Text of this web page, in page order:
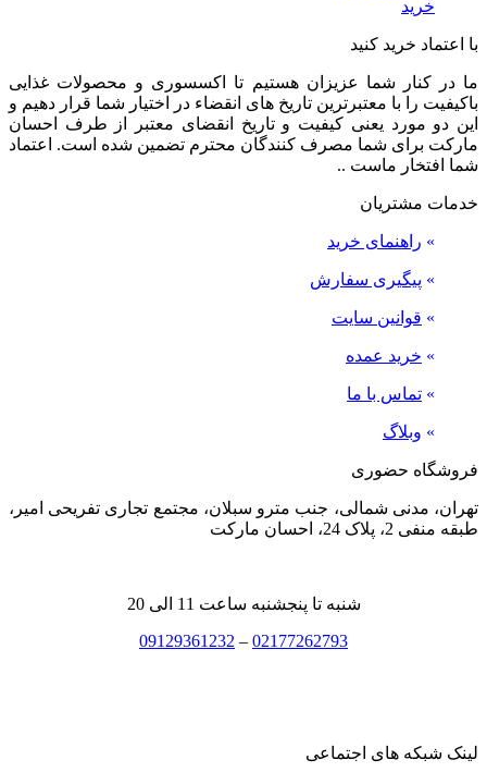
خرید
با اعتماد خرید کنید
ما در کنار شما عزیزان هستیم تا اکسسوری و محصولات غذایی
باکیفیت را با معتبرترین تاریخ های انقضاء در اختیار شما قرار دهیم و
این دو مورد یعنی کیفیت و تاریخ انقضای معتبر از طرف احسان
مارکت برای شما مصرف کنندگان محترم تضمین شده است. اعتماد
شما افتخار ماست ..
خدمات مشتریان
» راهنمای خرید
» پیگیری سفارش
» قوانین سایت
» خرید عمده
» تماس با ما
» وبلاگ
فروشگاه حضوری
تهران، مدنی شمالی، جنب مترو سبلان، مجتمع تجاری تفریحی امیر،
طبقه منفی 2، پلاک 24، احسان مارکت
شنبه تا پنجشنبه ساعت 11 الی 20
02177262793
–
09129361232
لینک شبکه های اجتماعی